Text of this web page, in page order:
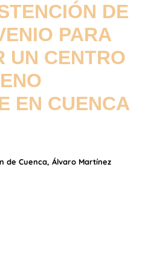
DE
PARA
UN CENTRO
EN CUENCA
de Cuenca, Álvaro Martínez